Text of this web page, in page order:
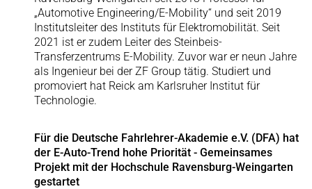
„Automotive Engineering/E-Mobility“ und seit 2019
Institutsleiter des Instituts für Elektromobilität. Seit
2021 ist er zudem Leiter des Steinbeis-
Transferzentrums E-Mobility. Zuvor war er neun Jahre
als Ingenieur bei der ZF Group tätig. Studiert und
promoviert hat Reick am Karlsruher Institut für
Technologie.
Für die Deutsche Fahrlehrer-Akademie e.V. (DFA) hat
der E-Auto-Trend hohe Priorität - Gemeinsames
Projekt mit der Hochschule Ravensburg-Weingarten
gestartet